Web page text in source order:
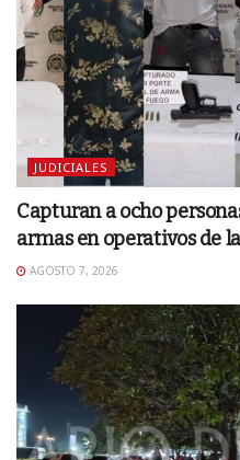
JUDICIALES
Capturan a ocho
armas en operativos de
AGOSTO 7, 2026